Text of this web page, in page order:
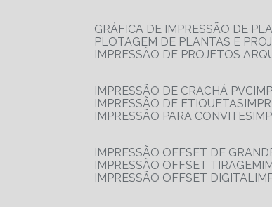
GRÁFICA DE IMPRESSÃO DE
PLOTAGEM DE PLANTAS E
IMPRESSÃO DE PROJETOS
IMPRESSÃO DE CRACHÁ PVC
IMPRESSÃO DE ETIQUETAS
IMPRESSÃO PARA CONVITES
IMPRESSÃO OFFSET DE
IMPRESSÃO OFFSET TIRAGEM
IMPRESSÃO OFFSET DIGITAL